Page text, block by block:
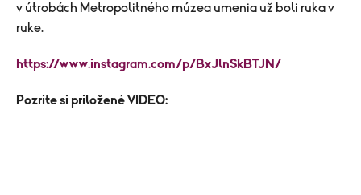
v útrobách Metropolitného múzea umenia už boli ruka v
ruke.
https://www.instagram.com/p/BxJlnSkBTJN/
Pozrite si priložené VIDEO: